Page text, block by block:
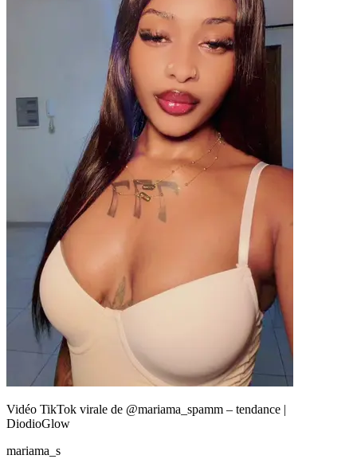
Vidéo TikTok virale de @mariama_spamm – tendance |
DiodioGlow
mariama_s